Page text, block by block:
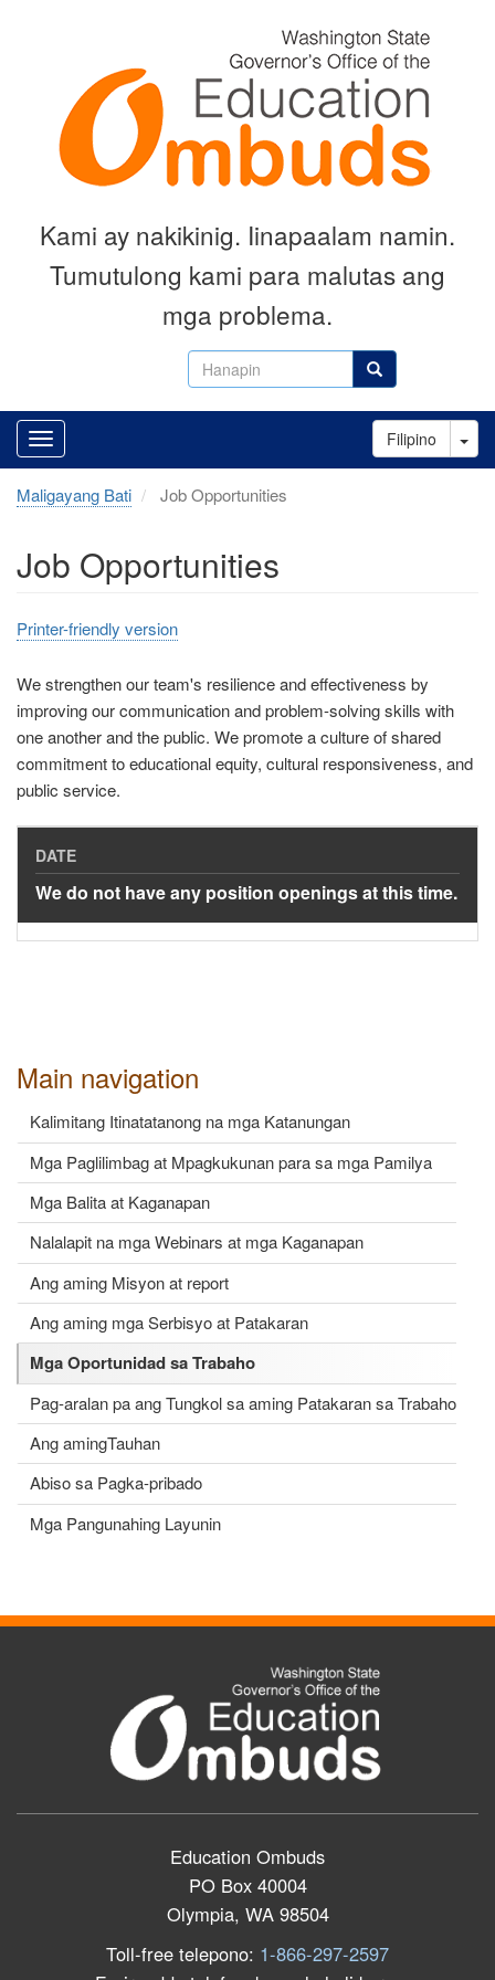
Hanapin Hanapin
Kami ay nakikinig. Iinapaalam namin.
Tumutulong kami para malutas ang
mga problema.
Filipino
Main navigation
Kalimitang Itinatatanong na mga Katanungan
Mga Paglilimbag at Mpagkukunan para sa mga Pamilya
Mga Balita at Kaganapan
Nalalapit na mga Webinars at mga Kaganapan
Ang aming Misyon at report
Ang aming mga Serbisyo at Patakaran
Mga Oportunidad sa Trabaho
Pag-aralan pa ang Tungkol sa aming Patakaran sa Trabaho
Ang amingTauhan
Abiso sa Pagka-pribado
Mga Pangunahing Layunin
Maligayang Bati Job Opportunities
Job Opportunities
We strengthen our team's resilience and effectiveness by
improving our communication and problem-solving skills with
one another and the public. We promote a culture of shared
commitment to educational equity, cultural responsiveness, and
public service.
We do not have any position openings at this time.
Printer-friendly version
Education Ombuds
PO Box 40004
Olympia, WA 98504
Toll-free telepono: 1-866-297-2597